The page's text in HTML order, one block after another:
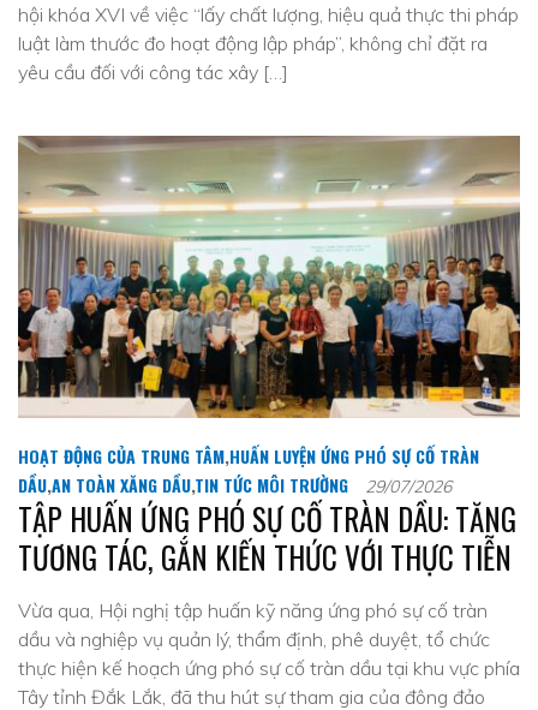
hội khóa XVI về việc “lấy chất lượng, hiệu quả thực thi pháp
luật làm thước đo hoạt động lập pháp”, không chỉ đặt ra
yêu cầu đối với công tác xây […]
HOẠT ĐỘNG CỦA TRUNG TÂM,HUẤN LUYỆN ỨNG PHÓ SỰ CỐ TRÀN
DẦU,AN TOÀN XĂNG DẦU,TIN TỨC MÔI TRƯỜNG 29/07/2026
TẬP HUẤN ỨNG PHÓ SỰ CỐ TRÀN DẦU: TĂNG
TƯƠNG TÁC, GẮN KIẾN THỨC VỚI THỰC TIỄN
Vừa qua, Hội nghị tập huấn kỹ năng ứng phó sự cố tràn
dầu và nghiệp vụ quản lý, thẩm định, phê duyệt, tổ chức
thực hiện kế hoạch ứng phó sự cố tràn dầu tại khu vực phía
Tây tỉnh Đắk Lắk, đã thu hút sự tham gia của đông đảo